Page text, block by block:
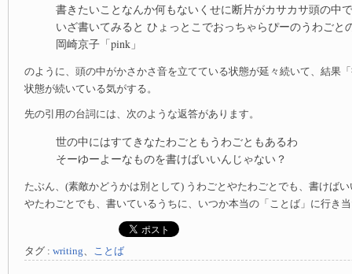
書きたいことなんか何もないくせに断片がカサカサ頭の中
いざ書いてみると ひょっとこでおっちゃらぴーのうわごと
岡崎京子「pink」
のように、頭の中がかさかさ音を立てている状態が延々続いて、結果
状態が続いている気がする。
先の引用の台詞には、次のような返答があります。
世の中にはすてきなたわごともうわごともあるわ
そーゆーよーなものを書けばいいんじゃない？
たぶん、(素敵かどうかは別として) うわごとやたわごとでも、書けば
やたわごとでも、書いているうちに、いつか本当の「ことば」に行き
タグ : writing、 ことば